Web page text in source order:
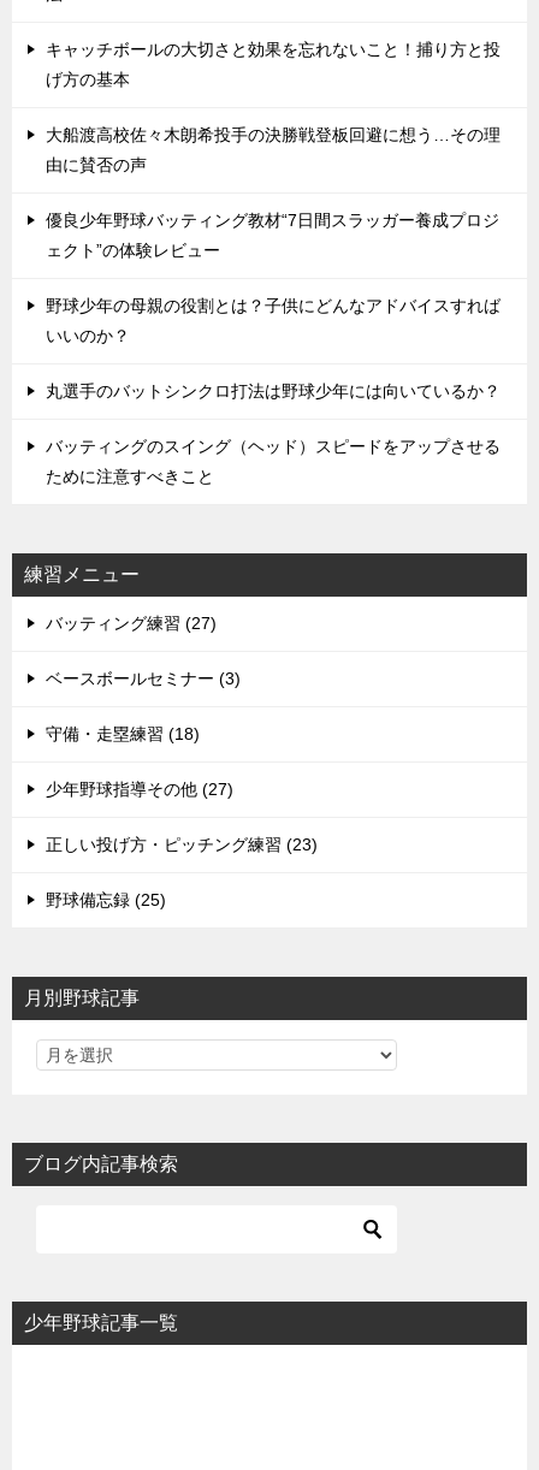
キャッチボールの大切さと効果を忘れないこと！捕り方と投
げ方の基本
大船渡高校佐々木朗希投手の決勝戦登板回避に想う…その理
由に賛否の声
優良少年野球バッティング教材“7日間スラッガー養成プロジ
ェクト”の体験レビュー
野球少年の母親の役割とは？子供にどんなアドバイスすれば
いいのか？
丸選手のバットシンクロ打法は野球少年には向いているか？
バッティングのスイング（ヘッド）スピードをアップさせる
ために注意すべきこと
練習メニュー
バッティング練習 (27)
ベースボールセミナー (3)
守備・走塁練習 (18)
少年野球指導その他 (27)
正しい投げ方・ピッチング練習 (23)
野球備忘録 (25)
月別野球記事
ブログ内記事検索
少年野球記事一覧